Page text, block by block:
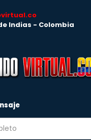
Indias - Colombia